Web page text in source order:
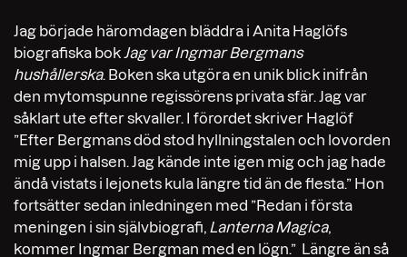
Jag började häromdagen bläddra i Anita Haglöfs
biografiska bokJag var Ingmar Bergmans
hushållerska. Boken ska utgöra en unik blick inifrån
den mytomspunne regissörens privata sfär. Jag var
såklart ute efter skvaller. I förordet skriver Haglöf
”Efter Bergmans död stod hyllningstalen och lovorden
mig upp i halsen. Jag kände inte igen mig och jag hade
ändå vistats i lejonets kula längre tid än de flesta.” Hon
fortsätter sedan inledningen med ”Redan i första
meningen i sin självbiografi, Lanterna Magica,
kommer Ingmar Bergman med en lögn.” Längre än så